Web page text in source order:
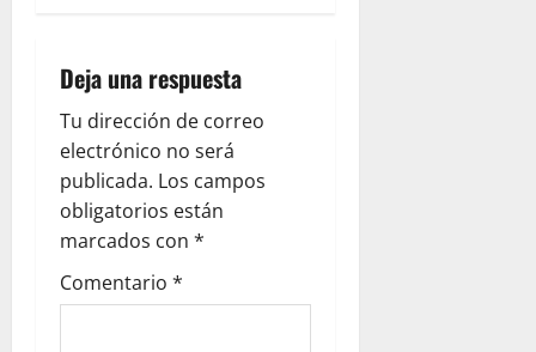
a
c
i
ó
n
d
Deja una respuesta
Tu dirección de correo
electrónico no será
publicada. Los campos
obligatorios están
marcados con *
Comentario *